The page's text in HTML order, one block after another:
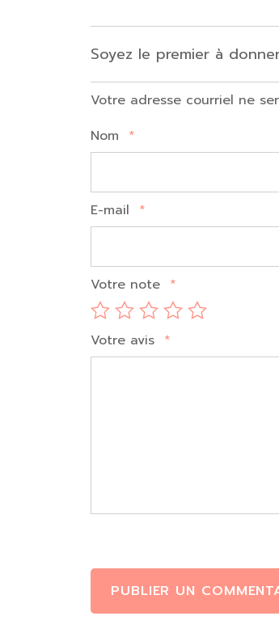
Soyez le premier à donner
Votre adresse courriel ne
Nom *
E-mail *
Votre note *
Votre avis *
PUBLIER UN